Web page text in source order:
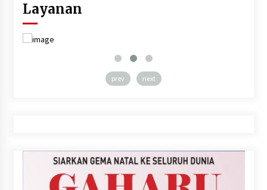
Layanan
prev next